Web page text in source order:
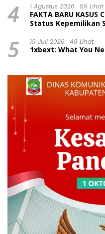
4 1 Agustus 2026 59 Lihat
FAKTA BARU KASUS
Status Kepemilikan
Dinilai Prematur
5 19 Juli 2026 48 Lihat
1xbext: What You